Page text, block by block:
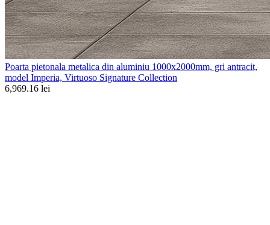
Poarta pietonala metalica din aluminiu 1000x2000mm, gri antracit,
model Imperia, Virtuoso Signature Collection
6,969.16 lei